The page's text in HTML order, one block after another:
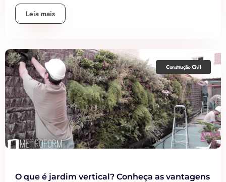
Leia mais
Construção Civil
O que é jardim vertical? Conheça as vantagens